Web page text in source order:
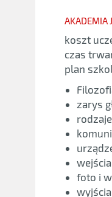
AKADEMIA
koszt
czas
plan
zarys
foto i